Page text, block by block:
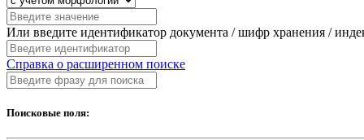
Или введите идентификатор документа / шифр хранения /
Справка о расширенном поиске
Поисковые поля: